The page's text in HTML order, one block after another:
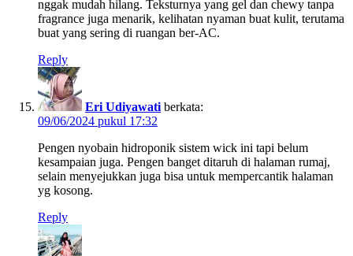
nggak mudah hilang. Teksturnya yang gel dan chewy tanpa
fragrance juga menarik, kelihatan nyaman buat kulit, terutama
buat yang sering di ruangan ber-AC.
Reply
Eri Udiyawati berkata:
09/06/2024 pukul 17:32
Pengen nyobain hidroponik sistem wick ini tapi belum
kesampaian juga. Pengen banget ditaruh di halaman rumaj,
selain menyejukkan juga bisa untuk mempercantik halaman
yg kosong.
Reply